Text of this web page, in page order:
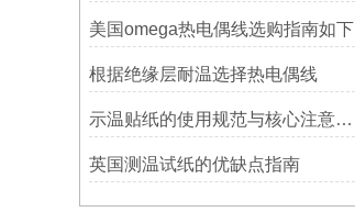
美国omega热电偶线选购指南如下
根据绝缘层耐温选择热电偶线
示温贴纸的使用规范与核心注意事项解读
英国测温试纸的优缺点指南